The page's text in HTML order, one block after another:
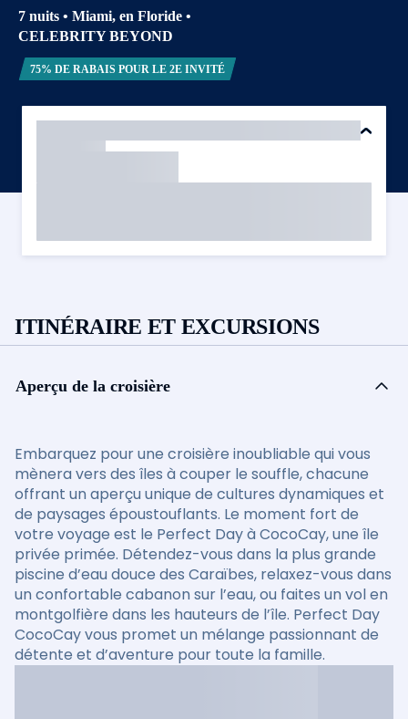
7 nuits • Miami, en Floride •
CELEBRITY BEYOND
75% DE RABAIS POUR LE 2E INVITÉ
ITINÉRAIRE ET EXCURSIONS
Aperçu de la croisière
Embarquez pour une croisière inoubliable qui vous
mènera vers des îles à couper le souffle, chacune
offrant un aperçu unique de cultures dynamiques et
de paysages époustouflants. Le moment fort de
votre voyage est le Perfect Day à CocoCay, une île
privée primée. Détendez-vous dans la plus grande
piscine d’eau douce des Caraïbes, relaxez-vous dans
un confortable cabanon sur l’eau, ou faites un vol en
montgolfière dans les hauteurs de l’île. Perfect Day
CocoCay vous promet un mélange passionnant de
détente et d’aventure pour toute la famille.